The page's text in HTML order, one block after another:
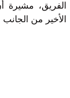
الفريق، مشيرة
الأخير من الجانب